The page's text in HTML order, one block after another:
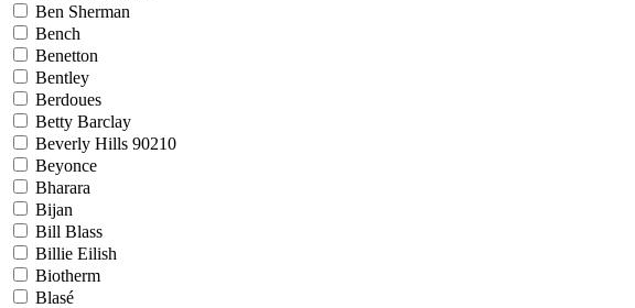
Ben Sherman
Bench
Benetton
Bentley
Berdoues
Betty Barclay
Beverly Hills 90210
Beyonce
Bharara
Bijan
Bill Blass
Billie Eilish
Biotherm
Blasé